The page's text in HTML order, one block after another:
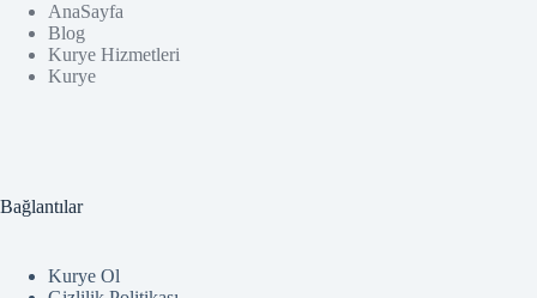
AnaSayfa
Blog
Kurye Hizmetleri
Kurye
Bağlantılar
Kurye Ol